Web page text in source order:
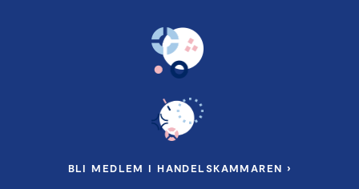
BLI MEDLEM I HANDELSKAMMAREN ›